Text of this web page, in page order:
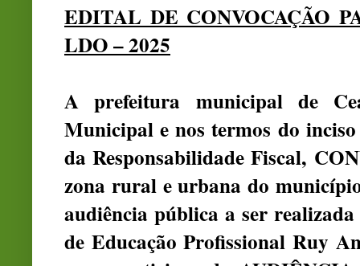
EDITAL DE CONVOCAÇÃO
LDO – 2025
A prefeitura municipal de
Municipal e nos termos do
da Responsabilidade Fiscal,
zona rural e urbana do
audiência pública a ser
de Educação Profissional Ruy